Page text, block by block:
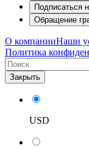
Подписаться
Обращение
О компанииНаши
Политика
Закрыть
USD